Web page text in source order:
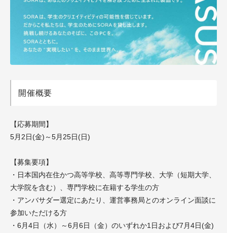
開催概要
【応募期間】
5月2日(金)～5月25日(日)
【募集要項】
・日本国内在住かつ高等学校、高等専門学校、大学（短期大学、
大学院を含む）、専門学校に在籍する学生の方
・アンバサダー選定にあたり、運営事務局とのオンライン面談に
参加いただける方
・6月4日（水）～6月6日（金）のいずれか1日および7月4日(金)